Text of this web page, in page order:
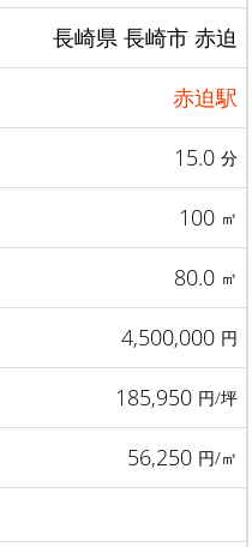
長崎県 長崎市 赤迫
赤迫駅
15.0 分
100 ㎡
80.0 ㎡
4,500,000 円
185,950 円/坪
56,250 円/㎡